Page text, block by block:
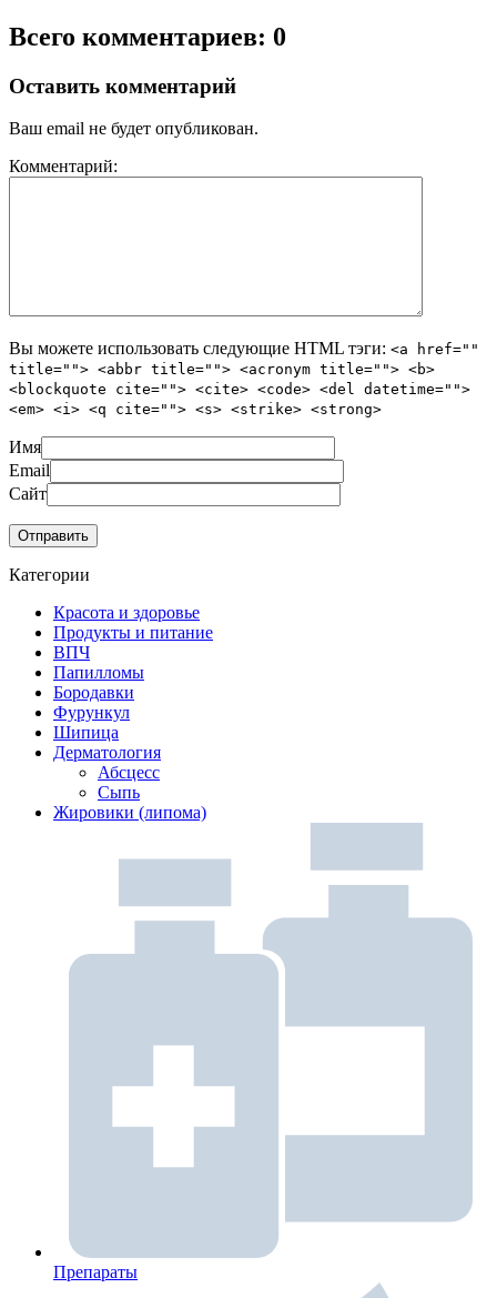
Всего комментариев: 0
Оставить комментарий
Ваш email не будет опубликован.
Комментарий:
Вы можете использовать следующие HTML тэги: <a href=""
title=""> <abbr title=""> <acronym title=""> <b>
<blockquote cite=""> <cite> <code> <del datetime="">
<em> <i> <q cite=""> <s> <strike> <strong>
Имя
Email
Сайт
Категории
Красота и здоровье
Продукты и питание
ВПЧ
Папилломы
Бородавки
Фурункул
Шипица
Дерматология
Абсцесс
Сыпь
Жировики (липома)
Препараты